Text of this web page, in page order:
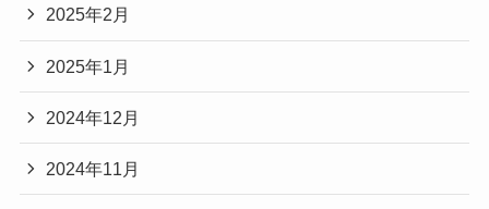
2025年2月
2025年1月
2024年12月
2024年11月